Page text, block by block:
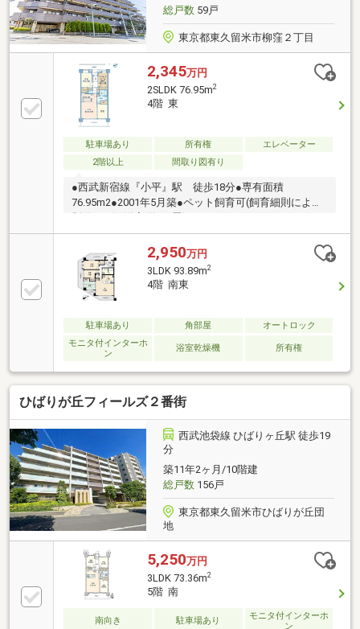
総戸数59戸
東京都東久留米市柳窪２丁目
2,345万円
2SLDK 76.95m2
4階 東
駐車場あり 所有権
エレベーター
2階以上
間取り図有り
●西武新宿線『小平』駅 徒歩18分●専有面積
76.95m2●2001年5月築●ペット飼育可(飼育細則による
あり●対面式カウンターキッチン●浴室換気乾燥機●TV
モニター付インターホン
2,950万円
3LDK 93.89m2
4階 南東
駐車場あり 角部屋
オートロック
モニタ付インターホ
ン
浴室乾燥機 所有権
ひばりが丘フィールズ２番街
西武池袋線 ひばりヶ丘駅 徒歩19
分
築11年2ヶ月/10階建
総戸数156戸
東京都東久留米市ひばりが丘団
地
5,250万円
3LDK 73.36m2
5階 南
南向き 駐車場あり
モニタ付インターホ
ン